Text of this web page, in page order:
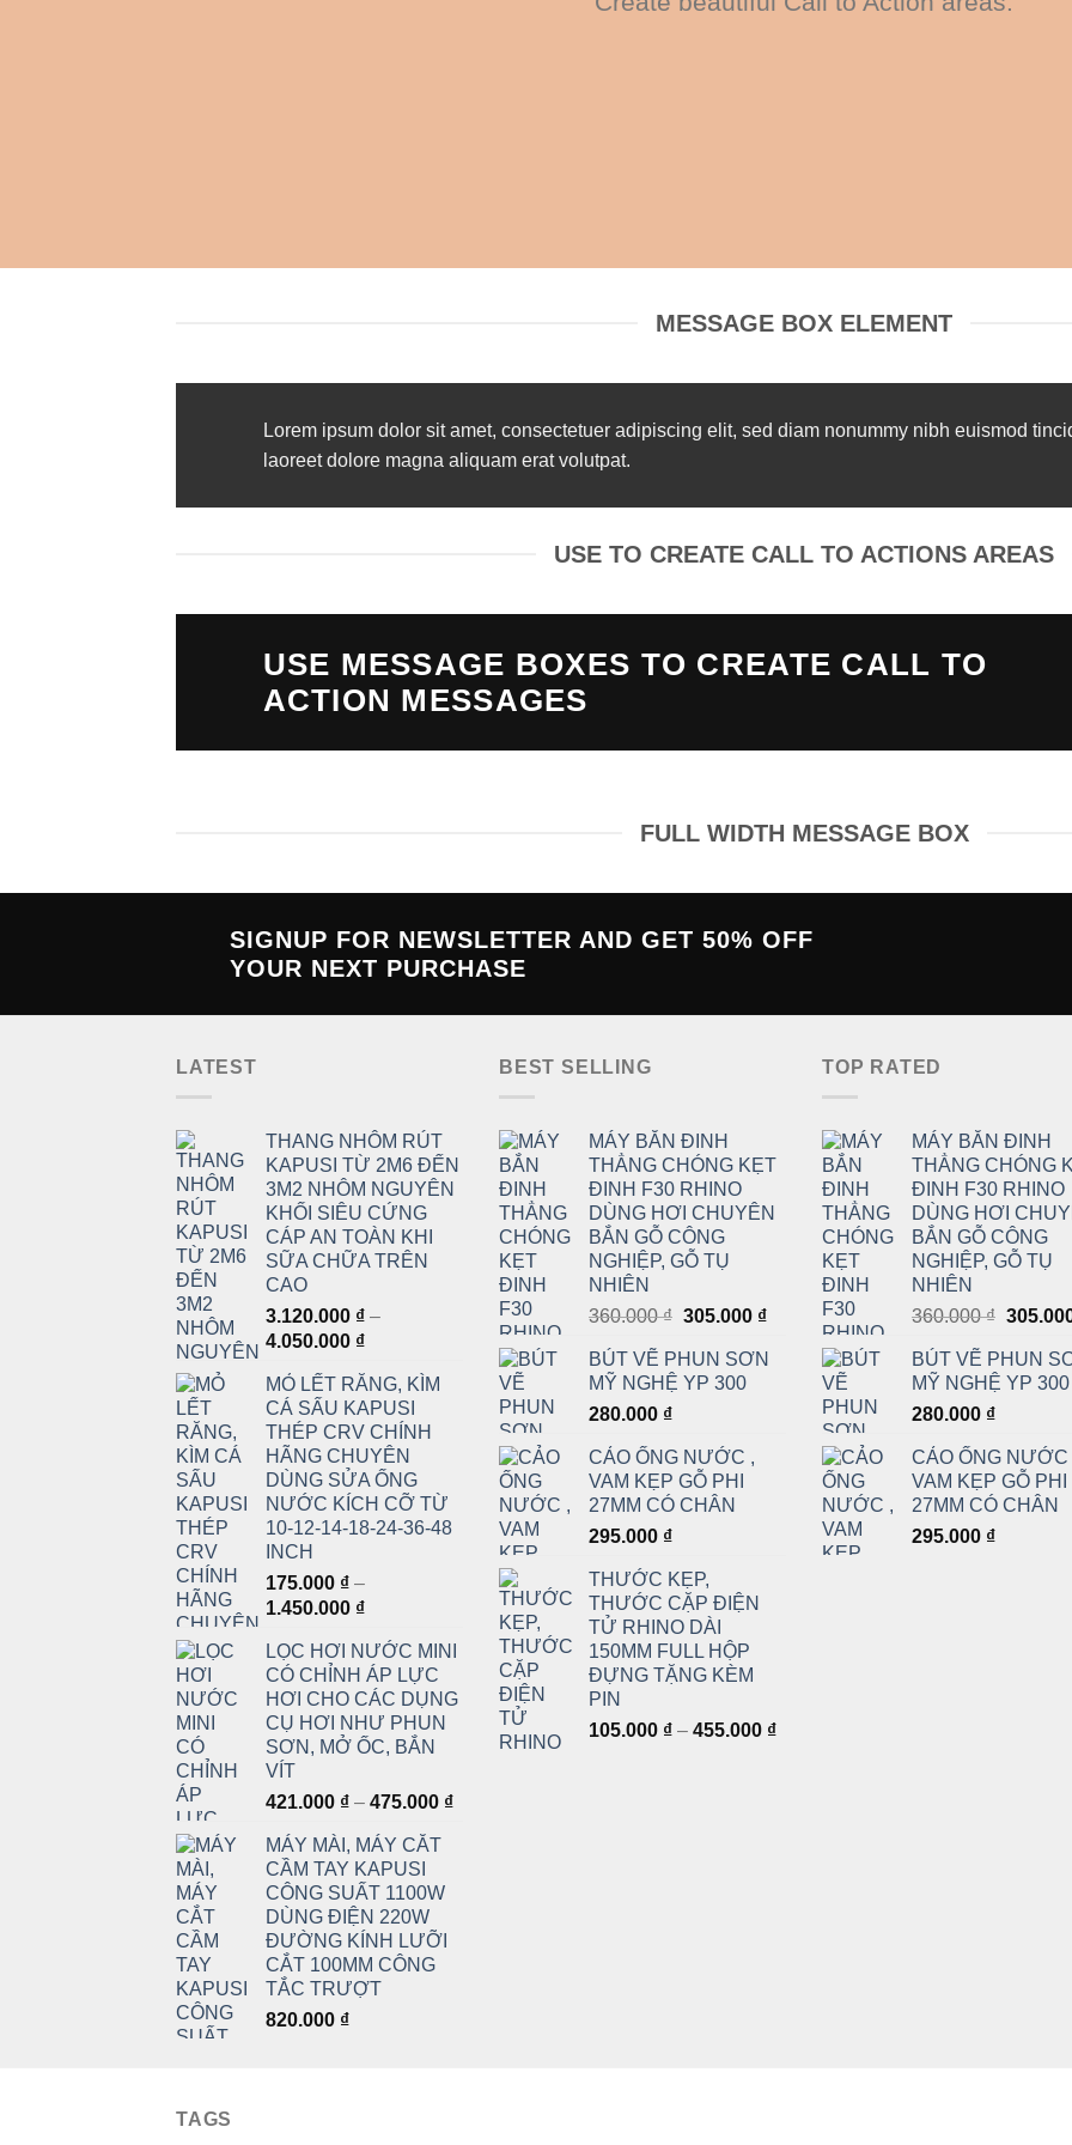
MESSAGE BOX ELEMENT
Lorem ipsum dolor sit amet, consectetuer adipiscing elit, sed diam nonummy nibh euismod
laoreet dolore magna aliquam erat volutpat.
USE TO CREATE CALL TO ACTIONS AREAS
USE MESSAGE BOXES TO CREATE CALL TO
ACTION MESSAGES
FULL WIDTH MESSAGE BOX
SIGNUP FOR NEWSLETTER AND GET 50% OFF
YOUR NEXT PURCHASE
LATEST
THANG NHÔM RÚT
KAPUSI TỪ 2M6 ĐẾN
3M2 NHÔM NGUYÊN
KHỐI SIÊU CỨNG
CÁP AN TOÀN KHI
SỮA CHỮA TRÊN
CAO
3.120.000 ₫ –
4.050.000 ₫Khoảng
từ
3.120.000 ₫
đến
4.050.000 ₫
MỎ LẾT RĂNG, KÌM
CÁ SẤU KAPUSI
THÉP CRV CHÍNH
HÃNG CHUYÊN
DÙNG SỬA ỐNG
NƯỚC KÍCH CỠ TỪ
10-12-14-18-24-36-48
INCH
175.000 ₫ –
1.450.000 ₫Khoảng
từ
175.000 ₫
đến
1.450.000 ₫
LỌC HƠI NƯỚC MINI
CÓ CHỈNH ÁP LỰC
HƠI CHO CÁC DỤNG
CỤ HƠI NHƯ PHUN
SƠN, MỞ ỐC, BẮN
VÍT
421.000 ₫ – 475.000 ₫Khoảng
MÁY MÀI, MÁY CẮT
CẦM TAY KAPUSI
CÔNG SUẤT 1100W
DÙNG ĐIỆN 220W
ĐƯỜNG KÍNH LƯỠI
CẮT 100MM CÔNG
TẮC TRƯỢT
820.000 ₫
BEST SELLING
MÁY BẮN ĐINH
THẲNG CHÓNG KẸT
ĐINH F30 RHINO
DÙNG HƠI CHUYÊN
BẮN GỖ CÔNG
NGHIỆP, GỖ TỤ
NHIÊN
360.000₫ Giá
là:
360.000 ₫.
305.000 ₫Giá
tại
305.000 ₫.
BÚT VẼ PHUN SƠN
MỸ NGHỆ YP 300
280.000 ₫
CẢO ỐNG NƯỚC ,
VAM KẸP GỖ PHI
27MM CÓ CHÂN
295.000 ₫
THƯỚC KẸP,
THƯỚC CẶP ĐIỆN
TỬ RHINO DÀI
150MM FULL HỘP
ĐỰNG TẶNG KÈM
PIN
105.000 ₫ – 455.000 ₫Khoảng
TOP RATED
MÁY BẮN ĐINH
THẲNG CHÓNG
ĐINH F30 RHINO
DÙNG HƠI
BẮN GỖ CÔNG
NGHIỆP, GỖ TỤ
NHIÊN
360.000₫ Giá
là:
360.000
BÚT VẼ PHUN
MỸ NGHỆ YP 300
280.000 ₫
CẢO ỐNG NƯỚC
VAM KẸP GỖ PHI
27MM CÓ CHÂN
295.000 ₫
TAGS